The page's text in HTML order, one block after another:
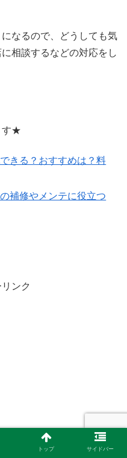
なるので、どうしても気
相談するなどの対応をし
す★
きる？おすすめは？料
補修やメンテに役立つ
ンク
トップ サイドバー